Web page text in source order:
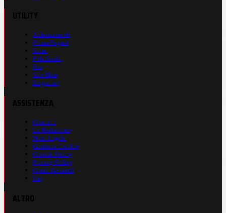
Abbonamenti
Prima Pagina
Store
Pubblicità
Rss
Site Map
Registrati
Contatti
La Redazione
Nota Legale
Gestione Cookie
Cookie Policy
Privacy Policy
Cond. Generali
Faq